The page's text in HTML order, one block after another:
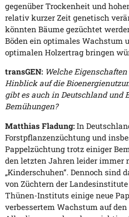
gegenüber Trockenheit und
relativ kurzer Zeit genetisch
könnten Bäume gezüchtet
Böden ein optimales Wachstum
optimalen Holzertrag bringen
transGEN: Welche
Hinblick auf die
gibt es auch in Deutschland und
Bemühungen?
Matthias Fladung: In
Forstpflanzenzüchtung und
Pappelzüchtung trotz einiger
den letzten Jahren leider immer
„Kinderschuhen“. Dennoch sind
von Züchtern der
Thünen-Instituts einige neue
verbessertem Wachstum auf